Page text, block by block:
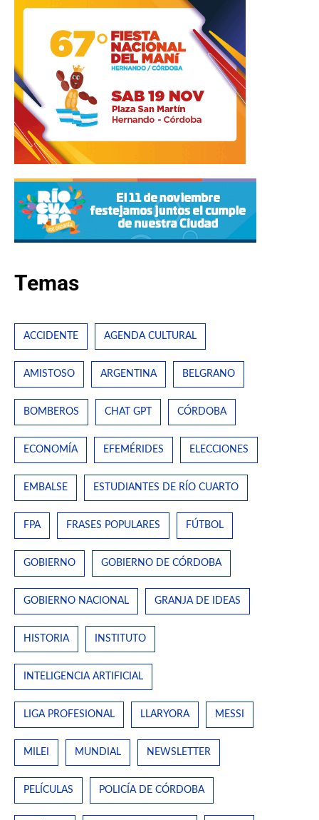
Temas
ACCIDENTE AGENDA CULTURAL
AMISTOSO ARGENTINA BELGRANO
BOMBEROS CHAT GPT CÓRDOBA
ECONOMÍA EFEMÉRIDES ELECCIONES
EMBALSE ESTUDIANTES DE RÍO CUARTO
FPA FRASES POPULARES FÚTBOL
GOBIERNO GOBIERNO DE CÓRDOBA
GOBIERNO NACIONAL GRANJA DE IDEAS
HISTORIA INSTITUTO
INTELIGENCIA ARTIFICIAL
LIGA PROFESIONAL LLARYORA MESSI
MILEI MUNDIAL NEWSLETTER
PELÍCULAS POLICÍA DE CÓRDOBA